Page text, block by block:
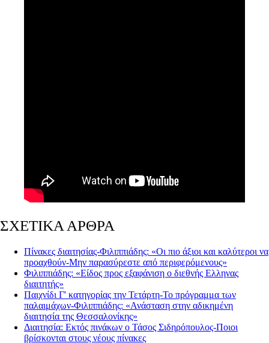
ΣΧΕΤΙΚΑ ΑΡΘΡΑ
Πίνακες διαιτησίας-Φιλιππιάδης: «Οι πιο άξιοι και καλύτεροι να
προαχθούν-Μην παρασύρεστε από περιφερόμενους»
Φιλιππιάδης: «Είδος προς εξαφάνιση ο διεθνής Ελληνας
διαιτητής»
Παιχνίδι Γ' κατηγορίας την Τετάρτη-Το πρόγραμμα των
παλαιμάχων-Φιλιππιάδης: «Ανάσταση στην αδικημένη
διαιτησία της Θεσσαλονίκης»
Διαιτησία: Εκτός πινάκων ο Τάσος Σιδηρόπουλος-Ποιοι
βρίσκονται στους νέους πίνακες